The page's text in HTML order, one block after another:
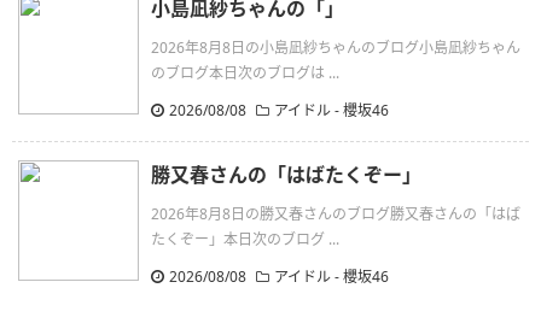
小島凪紗ちゃんの「」
2026年8月8日の小島凪紗ちゃんのブログ小島凪紗ちゃん
のブログ本日次のブログは ...
2026/08/08
アイドル - 櫻坂46
勝又春さんの「はばたくぞー」
2026年8月8日の勝又春さんのブログ勝又春さんの「はば
たくぞー」本日次のブログ ...
2026/08/08
アイドル - 櫻坂46